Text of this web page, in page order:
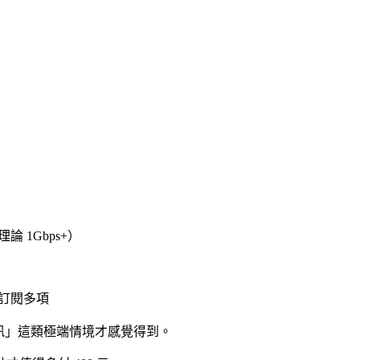
論 1Gbps+）
閱多項
這類極端情境才感覺得到。